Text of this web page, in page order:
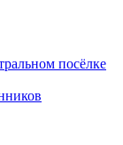
посёлке